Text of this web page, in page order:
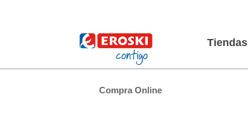
Tiendas
Compra Online